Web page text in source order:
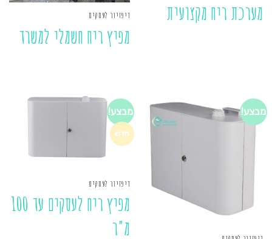
מערכת ריח מקצועית דיפזיור לעסקים
מפיץ ריח חשמלי למשרד
מבצע! מבצע!
חדש
דיפזיור לעסקים
מפיץ ריח לעסקים עד 100
מ"ר